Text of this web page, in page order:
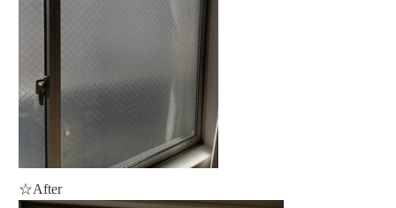
☆After